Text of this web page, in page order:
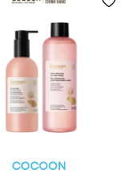
COCOON